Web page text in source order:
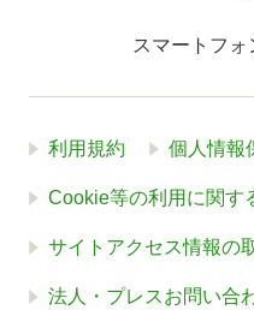
スマートフォ
利用規約 個人情報
Cookie等の利用に関す
サイトアクセス情報の
法人・プレスお問い合